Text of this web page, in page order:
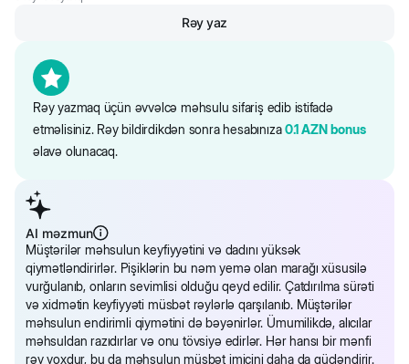
Rəy yazmaq üçün əvvəlcə məhsulu sifariş edib istifadə
etməlisiniz. Rəy bildirdikdən sonra hesabınıza0.1 AZN bonus
əlavə olunacaq.
Rəy yaz
AI məzmun
Müştərilər məhsulun keyfiyyətini və dadını yüksək
qiymətləndirirlər. Pişiklərin bu nəm yemə olan marağı xüsusilə
vurğulanıb, onların sevimlisi olduğu qeyd edilir. Çatdırılma sürəti
və xidmətin keyfiyyəti müsbət rəylərlə qarşılanıb. Müştərilər
məhsulun endirimli qiymətini də bəyənirlər. Ümumilikdə, alıcılar
məhsuldan razıdırlar və onu tövsiyə edirlər. Hər hansı bir mənfi
rəy yoxdur, bu da məhsulun müsbət imicini daha da gücləndirir.